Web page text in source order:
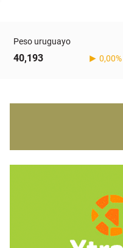
Peso uruguayo
40,193 0,00%